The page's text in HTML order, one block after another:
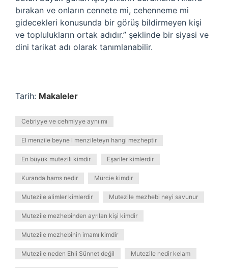
bırakan ve onların cennete mi, cehenneme mi
gidecekleri konusunda bir görüş bildirmeyen kişi
ve toplulukların ortak adıdır.” şeklinde bir siyasi ve
dini tarikat adı olarak tanımlanabilir.
Tarih: Makaleler
Cebriyye ve cehmiyye aynı mı
El menzile beyne l menzileteyn hangi mezheptir
En büyük mutezili kimdir Eşariler kimlerdir
Kuranda hams nedir Mürcie kimdir
Mutezile alimler kimlerdir Mutezile mezhebi neyi savunur
Mutezile mezhebinden ayrılan kişi kimdir
Mutezile mezhebinin imamı kimdir
Mutezile neden Ehli Sünnet değil Mutezile nedir kelam